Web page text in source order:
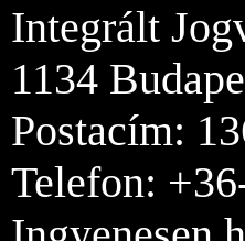
Integrált
1134
Postacím:
Telefon: